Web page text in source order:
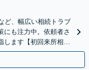
ど、幅広い相続トラブ
にも注力中。依頼者さ
します【初回来所相談
5分】